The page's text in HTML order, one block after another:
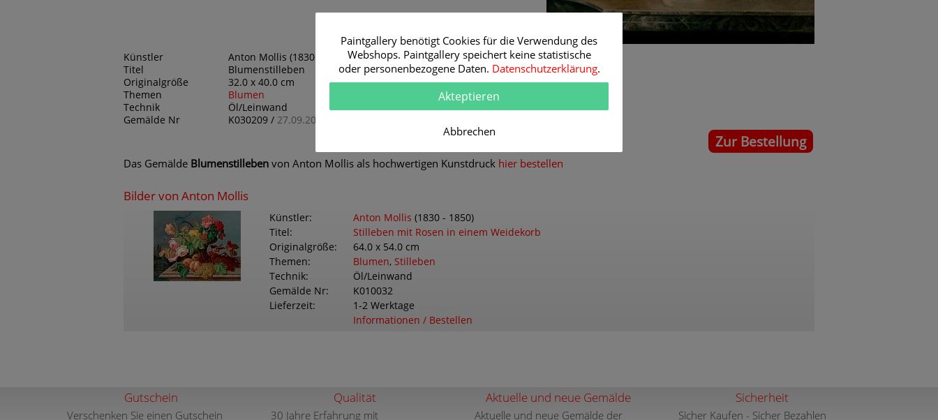
Künstler
Anton Mollis (1830 - 1850)
Titel
Blumenstilleben
Originalgröße
32.0 x 40.0 cm
Themen
Blumen
Technik
Öl/Leinwand
Gemälde Nr
K030209 / 27.09.2024
Zur Bestellung
Das Gemälde Blumenstilleben von Anton Mollis als hochwertigen Kunstdruck hier bestellen
Bilder von Anton Mollis
Künstler Anton Mollis (1830 - 1850)
Titel
Stilleben mit Rosen in einem Weidekorb
Originalgröße
64.0 x 54.0 cm
Themen
Blumen, Stilleben
Technik
Öl/Leinwand
Gemälde Nr
K010032
Lieferzeit
1-2 Werktage
Informationen / Bestellen
Gutschein
Verschenken Sie einen Gutschein
Qualität
30 Jahre Erfahrung mit
Aktuelle und neue Gemälde
Aktuelle und neue Gemälde der
Sicherheit
Sicher Kaufen - Sicher Bezahlen
Paintgallery benötigt Cookies für die Verwendung des
Webshops. Paintgallery speichert keine statistische
oder personenbezogene Daten. Datenschutzerklärung.
Akteptieren
Abbrechen